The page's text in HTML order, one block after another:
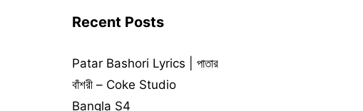
Recent Posts
Patar Bashori Lyrics | পাতার
বাঁশরী – Coke Studio
Bangla S4